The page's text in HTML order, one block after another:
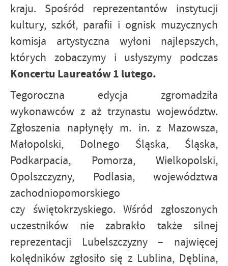
kraju. Spośród reprezentantów instytucji
kultury, szkół, parafii i ognisk muzycznych
komisja artystyczna wyłoni najlepszych,
których zobaczymy i usłyszymy podczas
Koncertu Laureatów 1 lutego.
Tegoroczna edycja zgromadziła
wykonawców z aż trzynastu województw.
Zgłoszenia napłynęły m. in. z Mazowsza,
Małopolski, Dolnego Śląska, Śląska,
Podkarpacia, Pomorza, Wielkopolski,
Opolszczyzny, Podlasia, województwa
zachodniopomorskiego
czy świętokrzyskiego. Wśród zgłoszonych
uczestników nie zabrakło także silnej
reprezentacji Lubelszczyzny – najwięcej
kolędników zgłosiło się z Lublina, Dęblina,